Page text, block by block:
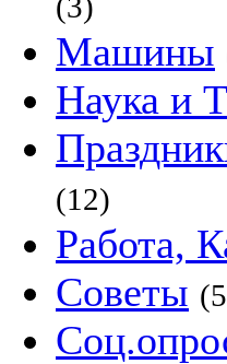
Машины
Наука и
(12)
Работа,
Советы